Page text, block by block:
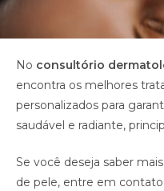
No consultório
encontra os melhores
personalizados para
saudável e radiante,
Se você deseja saber
de pele, entre em